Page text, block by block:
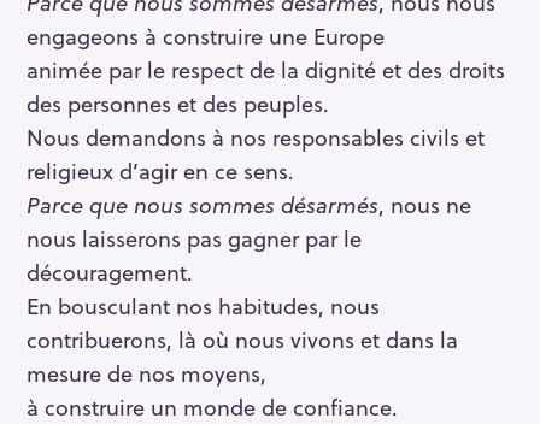
engageons à construire une Europe
animée par le respect de la dignité et des droits
des personnes et des peuples.
Nous demandons à nos responsables civils et
religieux d’agir en ce sens.
Parce que nous sommes désarmés, nous ne
nous laisserons pas gagner par le
découragement.
En bousculant nos habitudes, nous
contribuerons, là où nous vivons et dans la
mesure de nos moyens,
à construire un monde de confiance.